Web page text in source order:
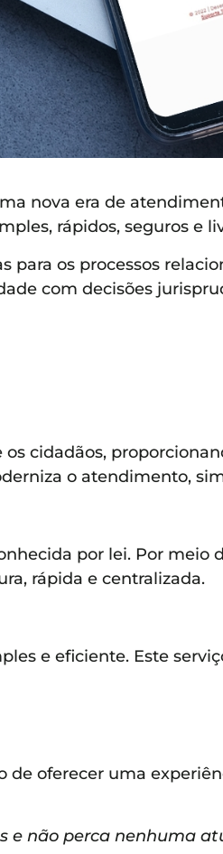
nova era de
rápidos, seguros e
para os processos
com decisões
cidadãos,
o atendimento,
por lei. Por meio
rápida e centralizada.
e eficiente. Este
de oferecer uma
e não perca nenhuma